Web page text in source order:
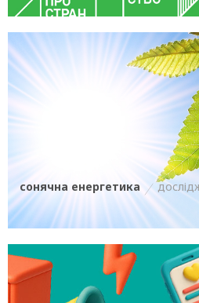
сонячна енергетика